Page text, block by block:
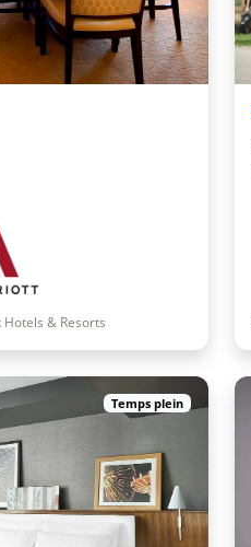
& Resorts
Temps plein